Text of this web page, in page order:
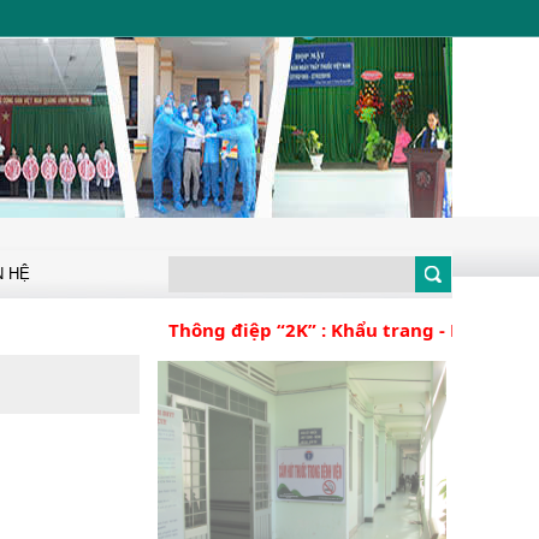
HỆ
Thông điệp “2K” : Khẩu trang - Khử khuẩn
Thông điệp 5K
04/06/2021
BỆNH VIỆN ĐA KHOA